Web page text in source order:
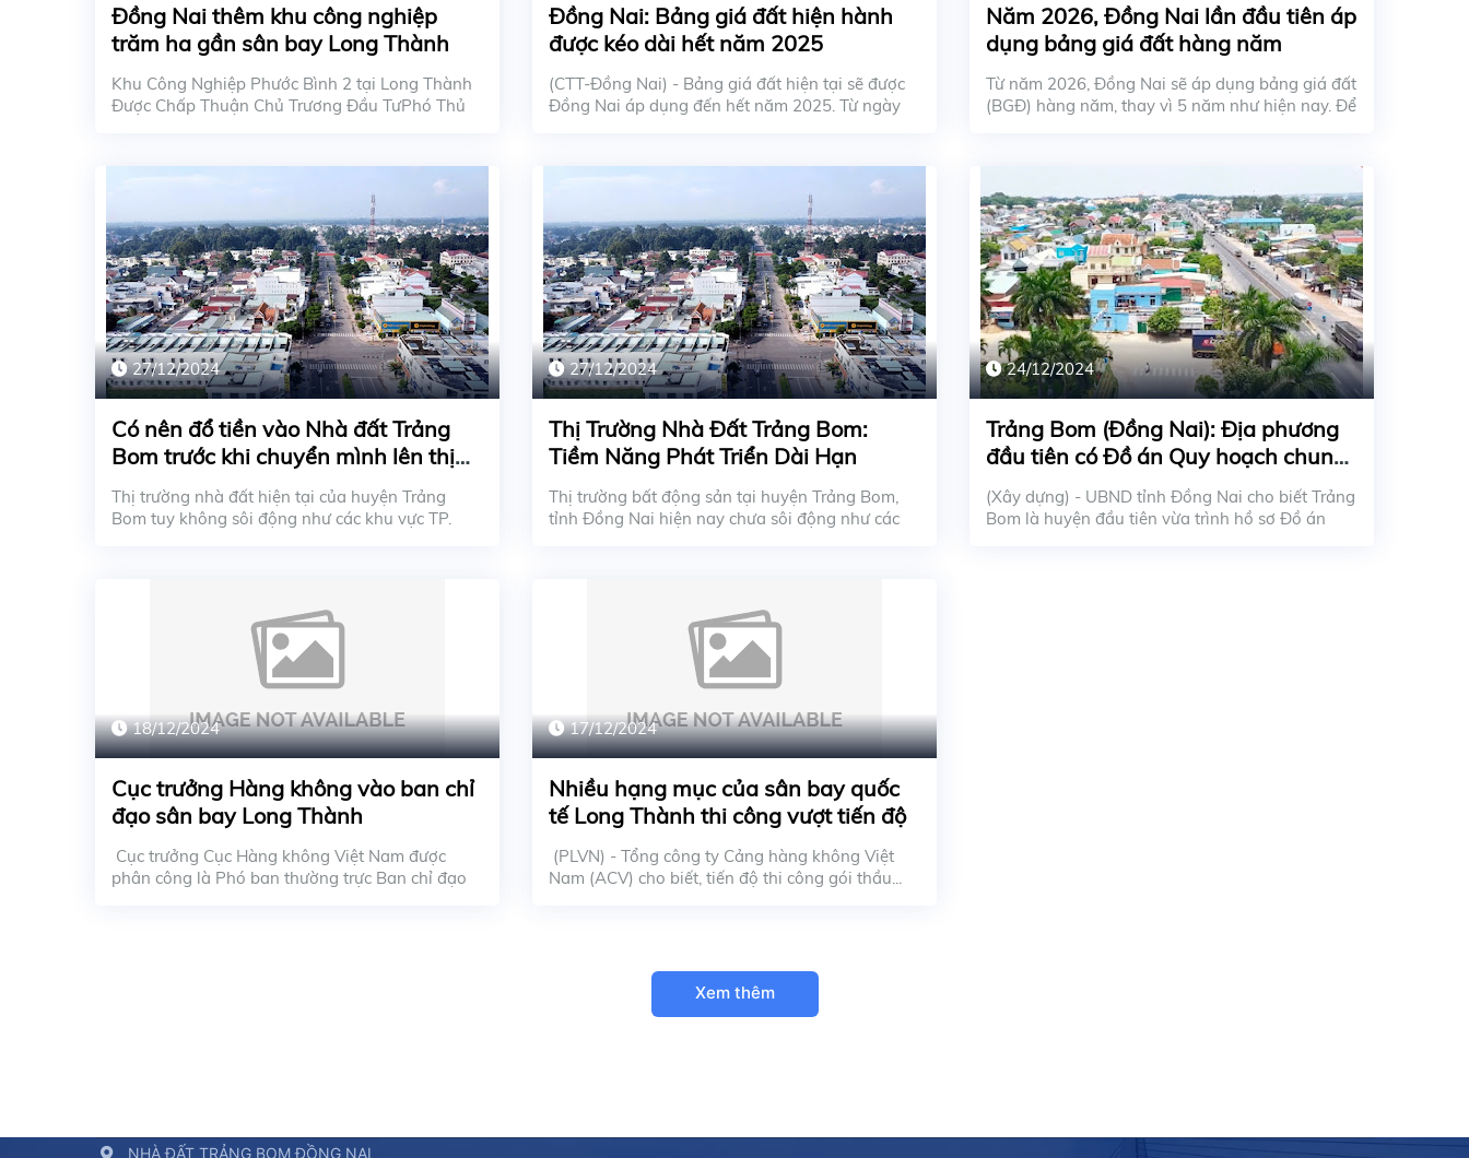
Đồng Nai thêm khu công nghiệp
trăm ha gần sân bay Long Thành
Khu Công Nghiệp Phước Bình 2 tại Long Thành
Được Chấp Thuận Chủ Trương Đầu TưPhó Thủ
Đồng Nai: Bảng giá đất hiện hành
được kéo dài hết năm 2025
(CTT-Đồng Nai) - Bảng giá đất hiện tại sẽ được
Đồng Nai áp dụng đến hết năm 2025. Từ ngày
Năm 2026, Đồng Nai lần đầu tiên áp
dụng bảng giá đất hàng năm
Từ năm 2026, Đồng Nai sẽ áp dụng bảng giá đất
(BGĐ) hàng năm, thay vì 5 năm như hiện nay. Để
27/12/2024
Có nên đổ tiền vào Nhà đất Trảng
Bom trước khi chuyển mình lên thị
Thị trường nhà đất hiện tại của huyện Trảng
Bom tuy không sôi động như các khu vực TP.
27/12/2024
Thị Trường Nhà Đất Trảng Bom:
Tiềm Năng Phát Triển Dài Hạn
Thị trường bất động sản tại huyện Trảng Bom,
tỉnh Đồng Nai hiện nay chưa sôi động như các
24/12/2024
Trảng Bom (Đồng Nai): Địa phương
đầu tiên có Đồ án Quy hoạch chung
đô thị, hướng đến lên thị xã năm
2025
(Xây dựng) - UBND tỉnh Đồng Nai cho biết Trảng
Bom là huyện đầu tiên vừa trình hồ sơ Đồ án
18/12/2024
Cục trưởng Hàng không vào ban chỉ
đạo sân bay Long Thành
Cục trưởng Cục Hàng không Việt Nam được
phân công là Phó ban thường trực Ban chỉ đạo
17/12/2024
Nhiều hạng mục của sân bay quốc
tế Long Thành thi công vượt tiến độ
(PLVN) - Tổng công ty Cảng hàng không Việt
Nam (ACV) cho biết, tiến độ thi công gói thầu...
Xem thêm
NHÀ ĐẤT TRẢNG BOM ĐỒNG NAI